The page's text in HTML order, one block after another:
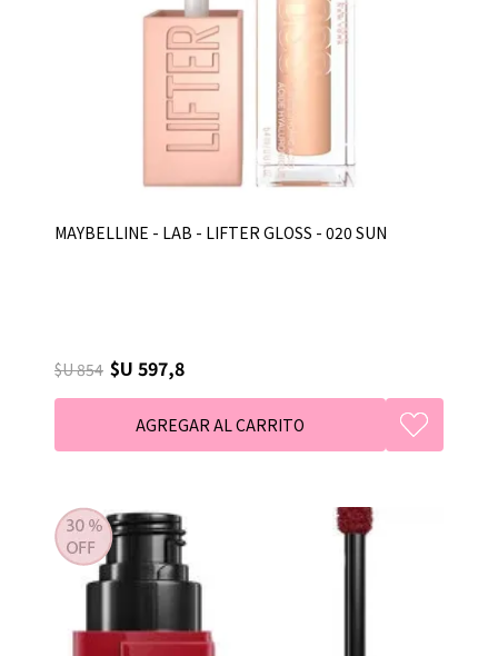
MAYBELLINE - LAB - LIFTER GLOSS - 020 SUN
$U 854 $U 597,8